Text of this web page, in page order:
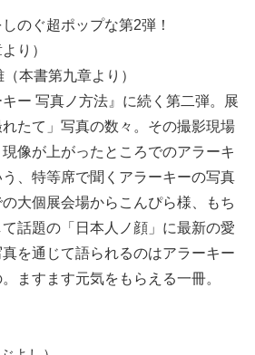
のぐ超ポップな第2弾！
り）
本書第九章より）
ー 写真ノ方法』に続く第二弾。展
たて」写真の数々。その撮影現場
像が上がったところでのアラーキ
、特等席で聞くアラーキーの写真
大個展会場からこんぴら様、もち
話題の「日本人ノ顔」に最新の愛
を通じて語られるのはアラーキー
ますます元気をもらえる一冊。